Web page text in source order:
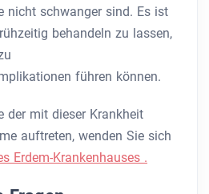
nicht schwanger sind. Es ist
behandeln zu lassen,
führen können.
der mit dieser Krankheit
auftreten, wenden Sie sich
Erdem-Krankenhauses .